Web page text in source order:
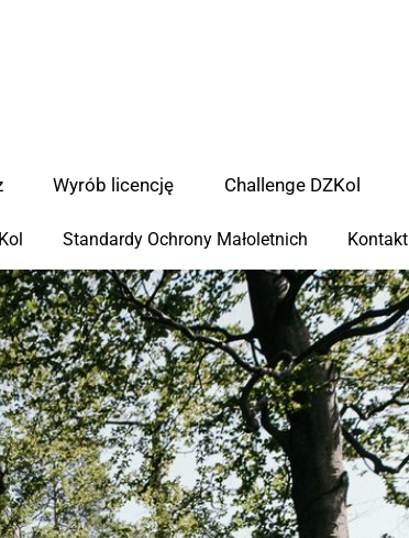
Wyrób licencję Challenge DZKol
Standardy Ochrony Małoletnich Kontakt